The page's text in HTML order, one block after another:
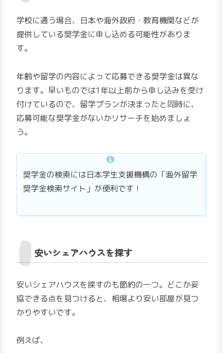
学校に通う場合、日本や海外政府・教育機関などが
提供している奨学金に申し込める可能性がありま
す。
年齢や留学の内容によって応募できる奨学金は異な
ります。早いものでは1年以上前から申し込みを受け
付けているので、留学プランが決まったと同時に、
応募可能な奨学金がないかリサーチを始めましょ
う。
奨学金の検索には日本学生支援機構の「海外留学
奨学金検索サイト」が便利です！
安いシェアハウスを探す
安いシェアハウスを探すのも節約の一つ。どこか妥
協できる点を見つけると、相場より安い部屋が見つ
かりやすいです。
例えば、